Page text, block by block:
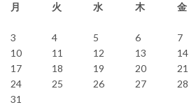
月
火 水 木 金
3
4 5 6 7
10
11 12 13 14
17
18 19 20 21
24
25 26 27 28
31